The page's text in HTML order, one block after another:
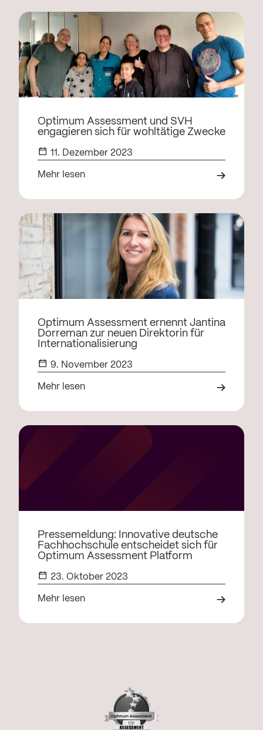
Optimum Assessment und SVH
engagieren sich für wohltätige Zwecke
11. Dezember 2023
Mehr lesen
Optimum Assessment ernennt Jantina
Dorreman zur neuen Direktorin für
Internationalisierung
9. November 2023
Mehr lesen
Pressemeldung: Innovative deutsche
Fachhochschule entscheidet sich für
Optimum Assessment Platform
23. Oktober 2023
Mehr lesen